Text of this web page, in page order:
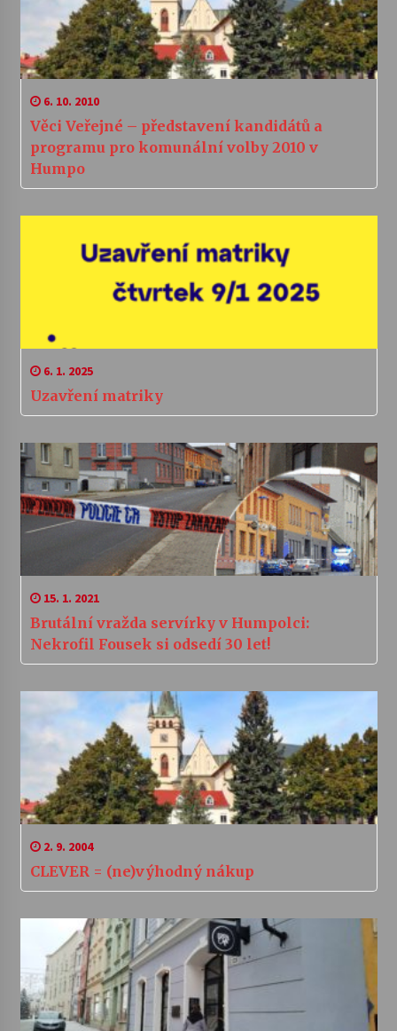
6. 10. 2010
Věci Veřejné – představení kandidátů a
programu pro komunální volby 2010 v
Humpo
6. 1. 2025
Uzavření matriky
15. 1. 2021
Brutální vražda servírky v Humpolci:
Nekrofil Fousek si odsedí 30 let!
2. 9. 2004
CLEVER = (ne)výhodný nákup